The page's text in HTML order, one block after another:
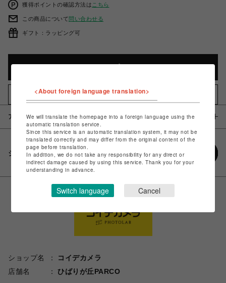
獲得ポイントの確認方法は こちら
この商品について問い合わせる
ギフト：ラッピング可
お気に入りアイテムに追加
アイテム説明 / 素材
シェアする
ショップ名
コイデカメラ
店舗名
ひばりが丘PARCO
<About foreign language translation>
We will translate the homepage into a foreign language using the
automatic translation service.
Since this service is an automatic translation system, it may not be
translated correctly and may differ from the original content of the
page before translation.
In addition, we do not take any responsibility for any direct or
indirect damage caused by using this service. Thank you for your
understanding in advance.
Switch language Cancel